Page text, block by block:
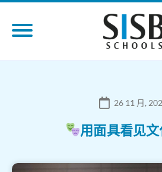
26 11 月,
用面具看见文